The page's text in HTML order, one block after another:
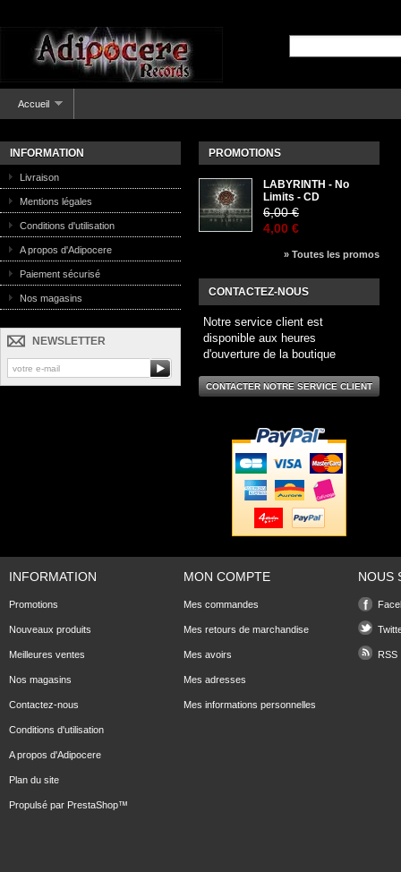
Accueil
INFORMATION
Livraison
Mentions légales
Conditions d'utilisation
A propos d'Adipocere
Paiement sécurisé
Nos magasins
NEWSLETTER
PROMOTIONS
LABYRINTH - No
Limits - CD
6,00 €
4,00 €
» Toutes les promos
CONTACTEZ-NOUS
Notre service client est
disponible aux heures
d'ouverture de la boutique
CONTACTER NOTRE SERVICE CLIENT
INFORMATION
Promotions
Nouveaux produits
Meilleures ventes
Nos magasins
Contactez-nous
Conditions d'utilisation
A propos d'Adipocere
Plan du site
Propulsé par PrestaShop™
MON COMPTE
Mes commandes
Mes retours de marchandise
Mes avoirs
Mes adresses
Mes informations personnelles
NOUS
RSS